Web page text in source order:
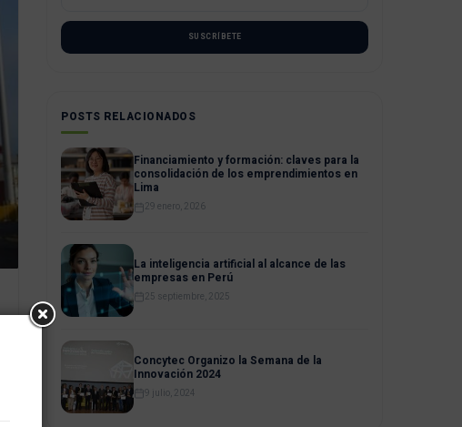
SUSCRÍBETE
POSTS RELACIONADOS
Financiamiento y formación: claves para la
consolidación de los emprendimientos en
Lima
29 enero, 2026
La inteligencia artificial al alcance de las
empresas en Perú
25 septiembre, 2025
Concytec Organizo la Semana de la
Innovación 2024
9 julio, 2024